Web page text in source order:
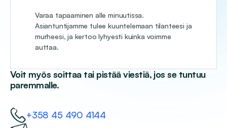
Varaa tapaaminen alle minuutissa.
Asiantuntijamme tulee kuuntelemaan tilanteesi ja
murheesi, ja kertoo lyhyesti kuinka voimme
auttaa.
Voit myös soittaa tai pistää viestiä, jos se tuntuu
paremmalle.
+358 45 490 4144